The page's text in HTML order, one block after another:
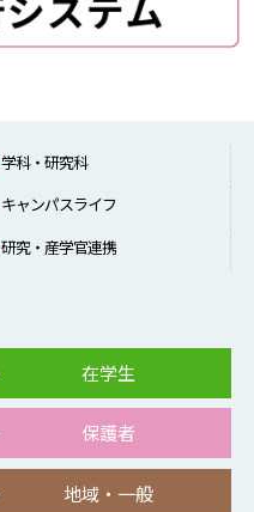
学科・研究科
キャンパスライフ
研究・産学官連携
在学生
保護者
地域・一般